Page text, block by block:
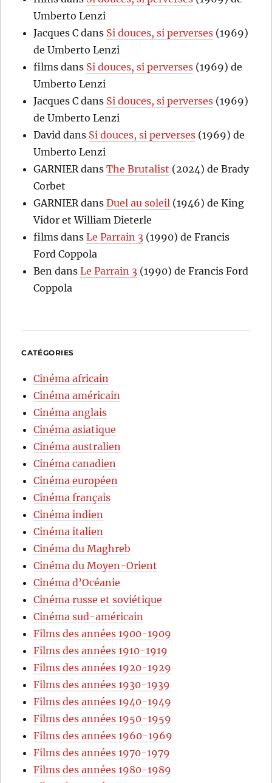
Umberto Lenzi
Jacques C dans Si douces, si perverses (1969)
de Umberto Lenzi
films dans Si douces, si perverses (1969) de
Umberto Lenzi
Jacques C dans Si douces, si perverses (1969)
de Umberto Lenzi
David dans Si douces, si perverses (1969) de
Umberto Lenzi
GARNIER dansThe Brutalist (2024) de Brady
Corbet
GARNIER dansDuel au soleil (1946) de King
Vidor et William Dieterle
films dansLe Parrain 3 (1990) de Francis
Ford Coppola
Ben dansLe Parrain 3 (1990) de Francis Ford
Coppola
CATÉGORIES
Cinéma africain
Cinéma américain
Cinéma anglais
Cinéma asiatique
Cinéma australien
Cinéma canadien
Cinéma européen
Cinéma français
Cinéma indien
Cinéma italien
Cinéma du Maghreb
Cinéma du Moyen-Orient
Cinéma d’Océanie
Cinéma russe et soviétique
Cinéma sud-américain
Films des années 1900-1909
Films des années 1910-1919
Films des années 1920-1929
Films des années 1930-1939
Films des années 1940-1949
Films des années 1950-1959
Films des années 1960-1969
Films des années 1970-1979
Films des années 1980-1989